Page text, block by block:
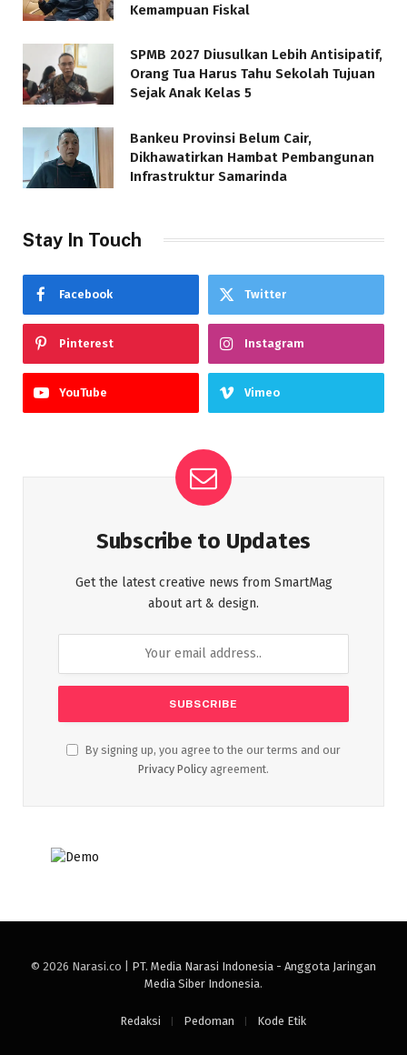
Kemampuan Fiskal
SPMB 2027 Diusulkan Lebih Antisipatif,
Orang Tua Harus Tahu Sekolah Tujuan
Sejak Anak Kelas 5
Bankeu Provinsi Belum Cair,
Dikhawatirkan Hambat Pembangunan
Infrastruktur Samarinda
Stay In Touch
Facebook Twitter
Pinterest Instagram
YouTube Vimeo
Subscribe to Updates
Get the latest creative news from SmartMag
about art & design.
By signing up, you agree to the our terms and our
Privacy Policy agreement.
© 2026 Narasi.co | PT. Media Narasi Indonesia - Anggota Jaringan
Media Siber Indonesia.
Redaksi Pedoman Kode Etik